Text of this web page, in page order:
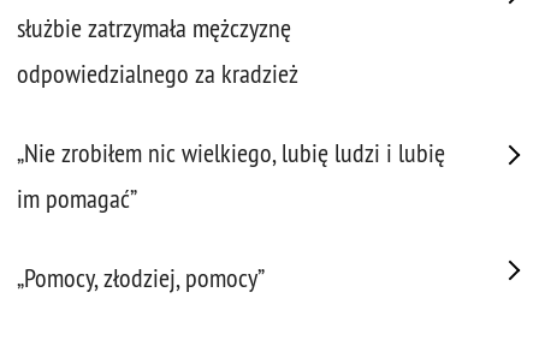
służbie zatrzymała mężczyznę
odpowiedzialnego za kradzież
„Nie zrobiłem nic wielkiego, lubię ludzi i lubię
im pomagać”
„Pomocy, złodziej, pomocy”